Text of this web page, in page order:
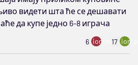
видети шта ће се дешавати
да купе једно 6-8 играча
6 ion:minus
17